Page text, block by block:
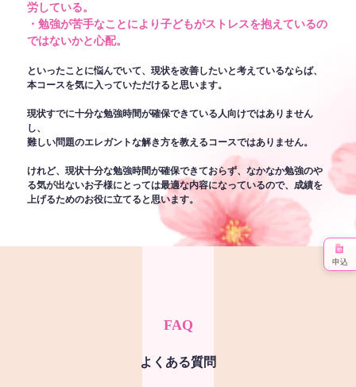
労している。
・勉強が苦手なことにより子どもがストレスを抱えているの
ではないかと心配。
といったことに悩んでいて、現状を改善したいと考えているならば、
本コースを気に入っていただけると思います。
現状すでに十分な勉強時間が確保できている人向けではありません
し、
難しい問題のエレガントな解き方を教えるコースではありません。
けれど、現状十分な勉強時間が確保できておらず、なかなか勉強のや
る気が出ないお子様にとっては最適な内容になっているので、成績を
上げるためのお役に立てると思います。
FAQ
よくある質問
申込